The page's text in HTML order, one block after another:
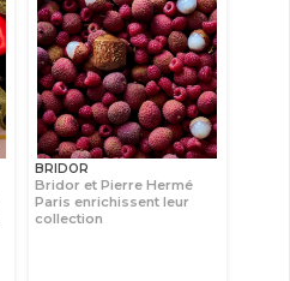
BRIDOR
Bridor et Pierre Hermé
Paris enrichissent leur
collection